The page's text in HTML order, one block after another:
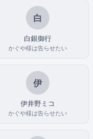
白
白銀御行
かぐや様は告らせたい
伊
伊井野ミコ
かぐや様は告らせたい